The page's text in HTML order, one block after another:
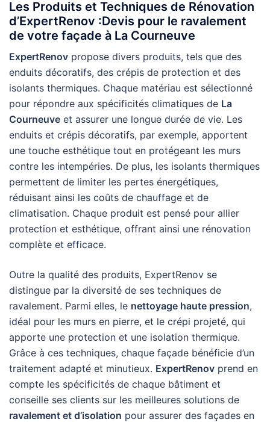
Les Produits et Techniques de Rénovation
d’ExpertRenov :Devis pour le ravalement
de votre façade à La Courneuve
ExpertRenov propose divers produits, tels que des
enduits décoratifs, des crépis de protection et des
isolants thermiques. Chaque matériau est sélectionné
pour répondre aux spécificités climatiques de La
Courneuve et assurer une longue durée de vie. Les
enduits et crépis décoratifs, par exemple, apportent
une touche esthétique tout en protégeant les murs
contre les intempéries. De plus, les isolants thermiques
permettent de limiter les pertes énergétiques,
réduisant ainsi les coûts de chauffage et de
climatisation. Chaque produit est pensé pour allier
protection et esthétique, offrant ainsi une rénovation
complète et efficace.
Outre la qualité des produits, ExpertRenov se
distingue par la diversité de ses techniques de
ravalement. Parmi elles, le nettoyage haute pression,
idéal pour les murs en pierre, et le crépi projeté, qui
apporte une protection et une isolation thermique.
Grâce à ces techniques, chaque façade bénéficie d’un
traitement adapté et minutieux. ExpertRenov prend en
compte les spécificités de chaque bâtiment et
conseille ses clients sur les meilleures solutions de
ravalement et d’isolation pour assurer des façades en